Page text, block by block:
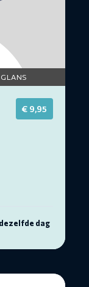
€ 9,95
dag